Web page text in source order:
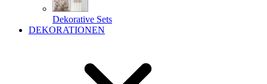
Dekorative Sets
DEKORATIONEN